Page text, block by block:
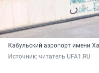
Кабульский аэропорт имени
Источник: читатель UFA1.RU